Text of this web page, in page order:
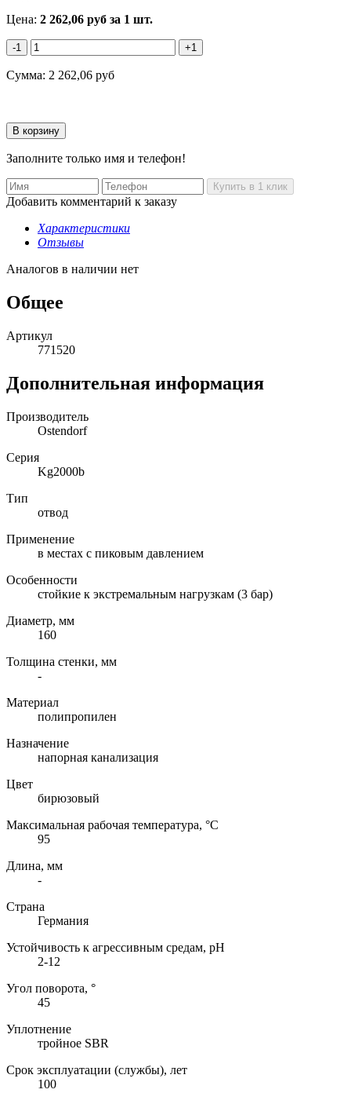
Цена: 2 262,06 руб за 1 шт.
-1 +1
Сумма: 2 262,06 руб
Заполните только имя и телефон!
Добавить комментарий к заказу
Характеристики
Отзывы
Аналогов в наличии нет
Общее
Артикул
771520
Дополнительная информация
Производитель
Ostendorf
Серия
Kg2000b
Тип
отвод
Применение
в местах с пиковым давлением
Особенности
стойкие к экстремальным нагрузкам (3 бар)
Диаметр, мм
160
Толщина стенки, мм
-
Материал
полипропилен
Назначение
напорная канализация
Цвет
бирюзовый
Максимальная рабочая температура, °C
95
Длина, мм
-
Страна
Германия
Устойчивость к агрессивным средам, pH
2-12
Угол поворота, °
45
Уплотнение
тройное SBR
Срок эксплуатации (службы), лет
100